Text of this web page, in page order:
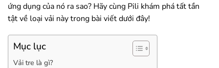
ứng dụng của nó ra sao? Hãy cùng Pili khám phá tất tần
tật về loại vải này trong bài viết dưới đây!
Mục lục
Vải tre là gì?